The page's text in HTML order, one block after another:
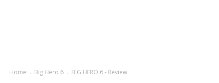
Home Big Hero 6 BIG HERO 6 - Review